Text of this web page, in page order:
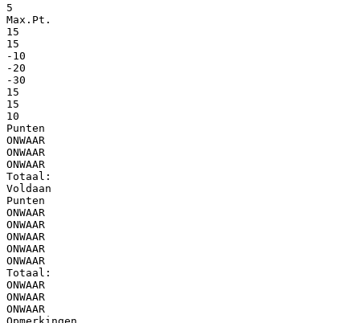
5
Max.Pt.
15
15
-10
-20
-30
15
15
10
Punten
ONWAAR
ONWAAR
ONWAAR
Totaal:
Voldaan
Punten
ONWAAR
ONWAAR
ONWAAR
ONWAAR
ONWAAR
Totaal:
ONWAAR
ONWAAR
ONWAAR